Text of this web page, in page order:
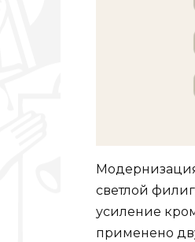
светлой
усиление
применено